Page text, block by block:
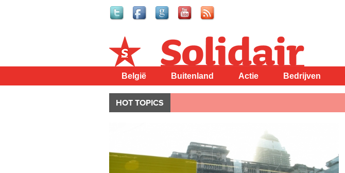
Solidair
België Buitenland Actie Bedrijven
HOT TOPICS